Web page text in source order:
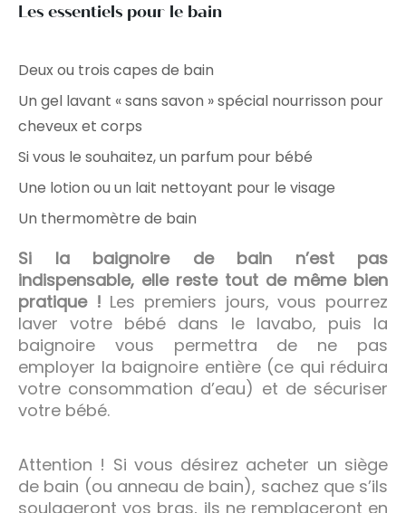
Les essentiels pour le bain
Deux ou trois capes de bain
Un gel lavant « sans savon » spécial nourrisson pour
cheveux et corps
Si vous le souhaitez, un parfum pour bébé
Une lotion ou un lait nettoyant pour le visage
Un thermomètre de bain
Si la baignoire de bain n’est pas
indispensable, elle reste tout de même bien
pratique ! Les premiers jours, vous pourrez
laver votre bébé dans le lavabo, puis la
baignoire vous permettra de ne pas
employer la baignoire entière (ce qui réduira
votre consommation d’eau) et de sécuriser
votre bébé.
Attention ! Si vous désirez acheter un siège
de bain (ou anneau de bain), sachez que s’ils
soulageront vos bras, ils ne remplaceront en